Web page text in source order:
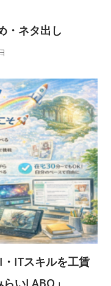
・ネタ出し
ITスキルを工賃